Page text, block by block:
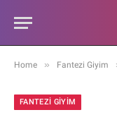
Home » Fantezi Giyim
FANTEZI GIYIM